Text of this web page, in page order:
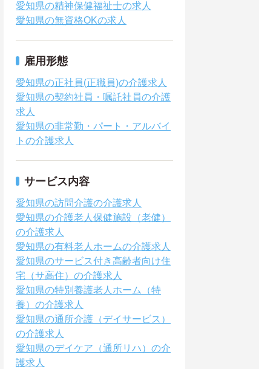
愛知県の精神保健福祉士の求人
愛知県の無資格OKの求人
雇用形態
愛知県の正社員(正職員)の介護求人
愛知県の契約社員・嘱託社員の介護
求人
愛知県の非常勤・パート・アルバイ
トの介護求人
サービス内容
愛知県の訪問介護の介護求人
愛知県の介護老人保健施設（老健）
の介護求人
愛知県の有料老人ホームの介護求人
愛知県のサービス付き高齢者向け住
宅（サ高住）の介護求人
愛知県の特別養護老人ホーム（特
養）の介護求人
愛知県の通所介護（デイサービス）
の介護求人
愛知県のデイケア（通所リハ）の介
護求人